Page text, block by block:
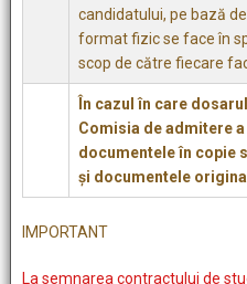
candidatului, pe bază
format fizic se face în
scop de către fiecare
În cazul în care
Comisia de admitere
documentele în copie
şi documentele
IMPORTANT
La semnarea contractului de